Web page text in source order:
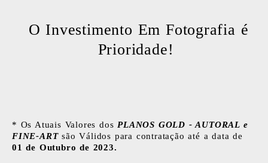
O Investimento Em Fotografia é
Prioridade!
* Os Atuais Valores dos PLANOS GOLD - AUTORAL e
FINE-ARTsão Válidos para contratação até a data de
01 de Outubro de 2023.